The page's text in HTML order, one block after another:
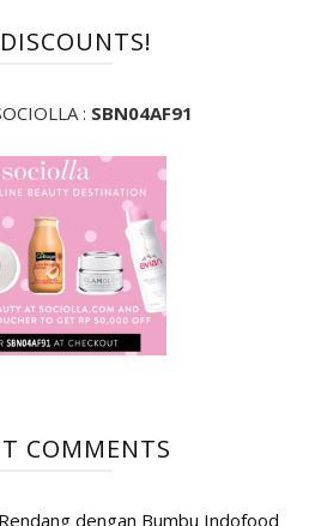
: SBN04AF91
COMMENTS
dengan Bumbu Indofood